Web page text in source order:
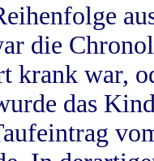
die
krank war,
das